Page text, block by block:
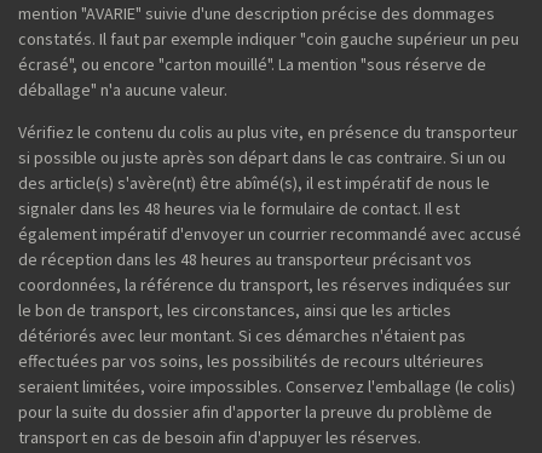
mention "AVARIE" suivie d'une description précise des dommages
constatés. Il faut par exemple indiquer "coin gauche supérieur un peu
écrasé", ou encore "carton mouillé". La mention "sous réserve de
déballage" n'a aucune valeur.
Vérifiez le contenu du colis au plus vite, en présence du transporteur
si possible ou juste après son départ dans le cas contraire. Si un ou
des article(s) s'avère(nt) être abîmé(s), il est impératif de nous le
signaler dans les 48 heures via le formulaire de contact. Il est
également impératif d'envoyer un courrier recommandé avec accusé
de réception dans les 48 heures au transporteur précisant vos
coordonnées, la référence du transport, les réserves indiquées sur
le bon de transport, les circonstances, ainsi que les articles
détériorés avec leur montant. Si ces démarches n'étaient pas
effectuées par vos soins, les possibilités de recours ultérieures
seraient limitées, voire impossibles. Conservez l'emballage (le colis)
pour la suite du dossier afin d'apporter la preuve du problème de
transport en cas de besoin afin d'appuyer les réserves.